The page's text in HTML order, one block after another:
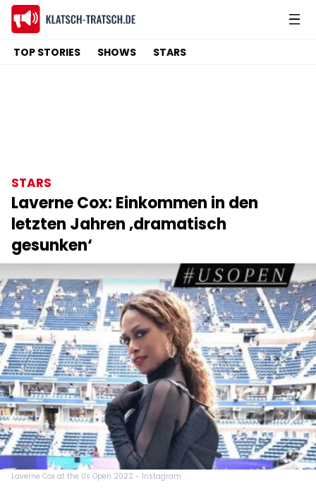
TOP STORIES SHOWS STARS
STARS
Laverne Cox: Einkommen in den
letzten Jahren ‚dramatisch
gesunken‘
Laverne Cox at the Us Open 2022 - Instagram